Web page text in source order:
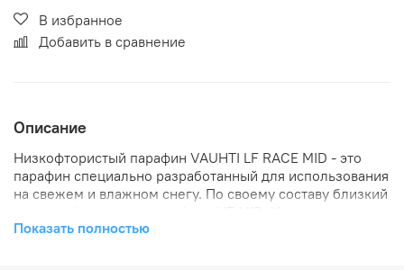
В избранное
Добавить в сравнение
Описание
Низкофтористый парафин VAUHTI LF RACE MID - это
парафин специально разработанный для использования
на свежем и влажном снегу. По своему составу близкий
тренировок и соревнований.
Показать полностью